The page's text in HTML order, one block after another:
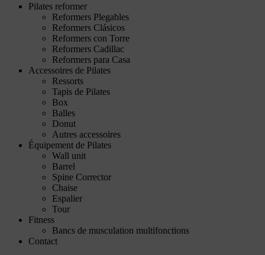
Pilates reformer
Reformers Plegables
Reformers Clásicos
Reformers con Torre
Reformers Cadillac
Reformers para Casa
Accessoires de Pilates
Ressorts
Tapis de Pilates
Box
Balles
Donut
Autres accessoires
Équipement de Pilates
Wall unit
Barrel
Spine Corrector
Chaise
Espalier
Tour
Fitness
Bancs de musculation multifonctions
Contact